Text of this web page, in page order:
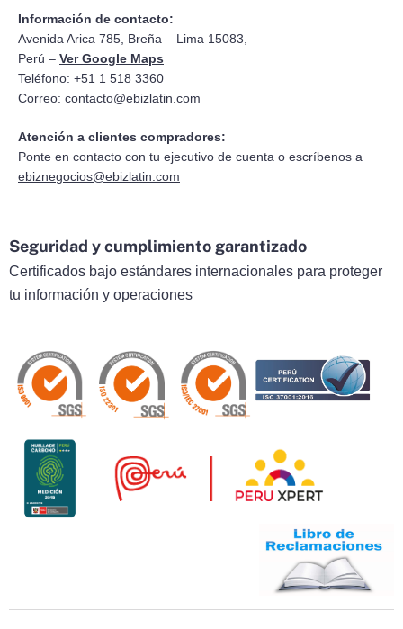
Información de contacto:
Avenida Arica 785, Breña – Lima 15083,
Perú – Ver Google Maps
Teléfono: +51 1 518 3360
Correo: contacto@ebizlatin.com
Atención a clientes compradores:
Ponte en contacto con tu ejecutivo de cuenta o escríbenos a
ebiznegocios@ebizlatin.com
Seguridad y cumplimiento garantizado
Certificados bajo estándares internacionales para proteger
tu información y operaciones